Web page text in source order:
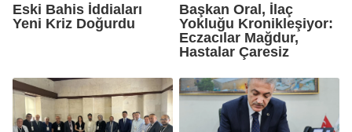
Eski Bahis İddiaları
Yeni Kriz Doğurdu
Başkan Oral, İlaç
Yokluğu Kronikleşiyor:
Eczacılar Mağdur,
Hastalar Çaresiz